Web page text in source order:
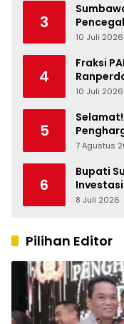
3
Stunting
10 Juli 2026
4
Fraksi
2025,
10 Juli 2026
5
Kapolri
7 Agustus
6
Bupati
8 Juli 2026
Pilihan Editor